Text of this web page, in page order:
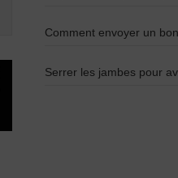
Comment envoyer un bon
Serrer les jambes pour